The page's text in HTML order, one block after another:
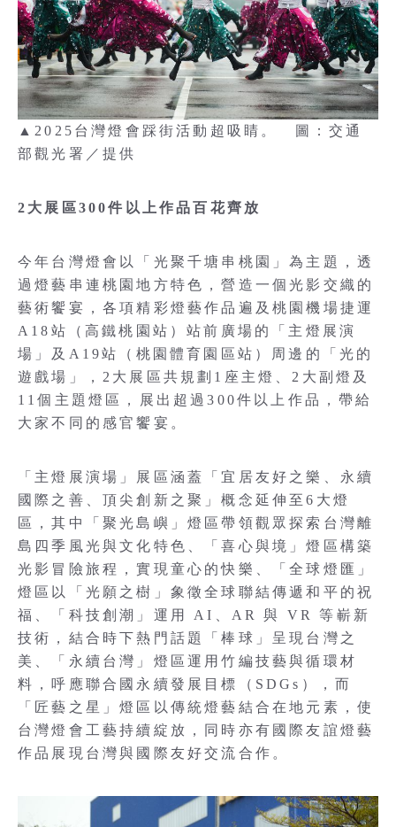
▲2025台灣燈會踩街活動超吸睛。 圖：交通
部觀光署／提供
2大展區300件以上作品百花齊放
今年台灣燈會以「光聚千塘串桃園」為主題，透
過燈藝串連桃園地方特色，營造一個光影交織的
藝術饗宴，各項精彩燈藝作品遍及桃園機場捷運
A18站（高鐵桃園站）站前廣場的「主燈展演
場」及A19站（桃園體育園區站）周邊的「光的
遊戲場」，2大展區共規劃1座主燈、2大副燈及
11個主題燈區，展出超過300件以上作品，帶給
大家不同的感官饗宴。
「主燈展演場」展區涵蓋「宜居友好之樂、永續
國際之善、頂尖創新之聚」概念延伸至6大燈
區，其中「聚光島嶼」燈區帶領觀眾探索台灣離
島四季風光與文化特色、「喜心與境」燈區構築
光影冒險旅程，實現童心的快樂、「全球燈匯」
燈區以「光願之樹」象徵全球聯結傳遞和平的祝
福、「科技創潮」運用 AI、AR 與 VR 等嶄新
技術，結合時下熱門話題「棒球」呈現台灣之
美、「永續台灣」燈區運用竹編技藝與循環材
料，呼應聯合國永續發展目標（SDGs），而
「匠藝之星」燈區以傳統燈藝結合在地元素，使
台灣燈會工藝持續綻放，同時亦有國際友誼燈藝
作品展現台灣與國際友好交流合作。